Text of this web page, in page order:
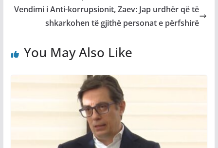
Vendimi i Anti-korrupsionit, Zaev: Jap urdhër që të
shkarkohen të gjithë personat e përfshirë
You May Also Like